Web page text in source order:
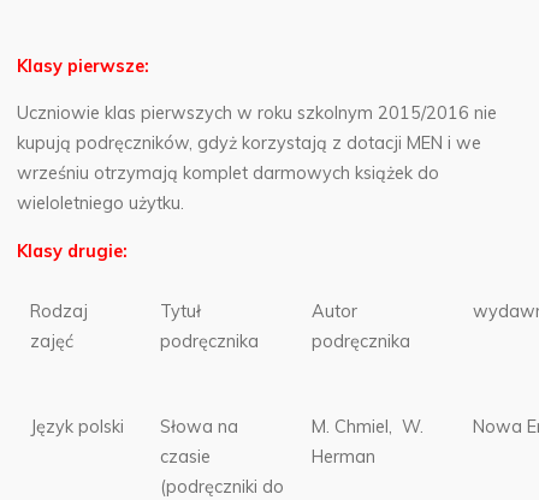
Klasy pierwsze:
Uczniowie klas pierwszych w roku szkolnym 2015/2016 nie
kupują podręczników, gdyż korzystają z dotacji MEN i we
wrześniu otrzymają komplet darmowych książek do
wieloletniego użytku.
Klasy drugie:
Rodzaj
zajęć
Tytuł
podręcznika
Autor
podręcznika
Język polski
Słowa na
czasie
(podręczniki do
M. Chmiel, W.
Herman
Nowa